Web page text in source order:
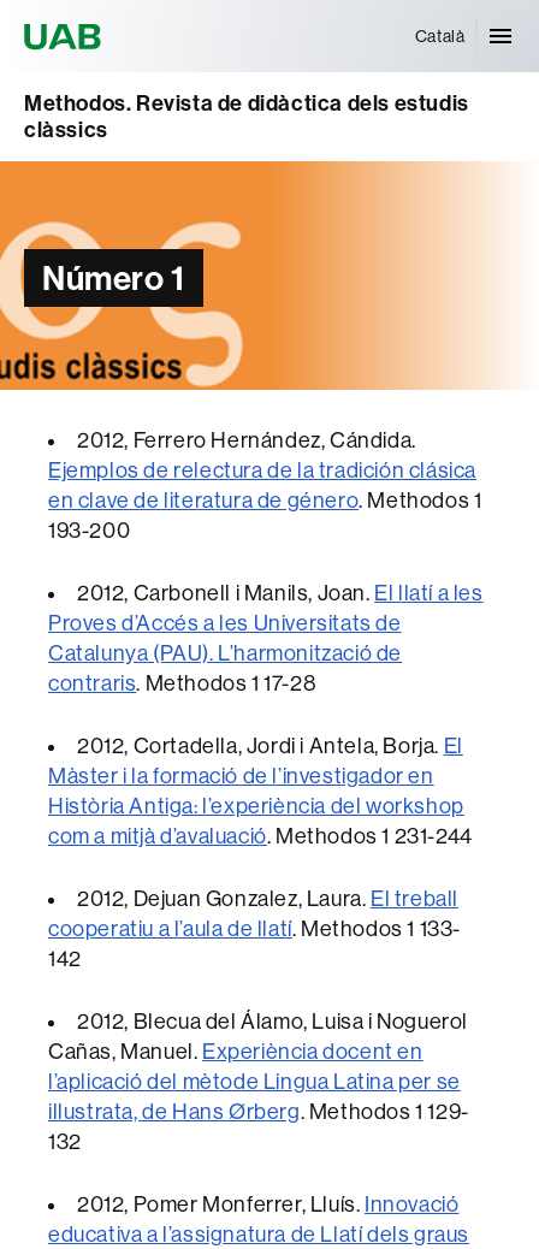
Català
Methodos. Revista de didàctica dels estudis
clàssics
Número 1
2012, Ferrero Hernández, Cándida.
Ejemplos de relectura de la tradición clásica
en clave de literatura de género. Methodos 1
193-200
2012, Carbonell i Manils, Joan. El llatí a les
Proves d’Accés a les Universitats de
Catalunya (PAU). L’harmonització de
contraris. Methodos 1 17-28
2012, Cortadella, Jordi i Antela, Borja. El
Màster i la formació de l’investigador en
Història Antiga: l’experiència del workshop
com a mitjà d’avaluació. Methodos 1 231-244
2012, Dejuan Gonzalez, Laura. El treball
cooperatiu a l’aula de llatí. Methodos 1 133-
142
2012, Blecua del Álamo, Luisa i Noguerol
Cañas, Manuel. Experiència docent en
l’aplicació del mètode Lingua Latina per se
illustrata, de Hans Ørberg. Methodos 1 129-
132
2012, Pomer Monferrer, Lluís. Innovació
educativa a l’assignatura de Llatí dels graus